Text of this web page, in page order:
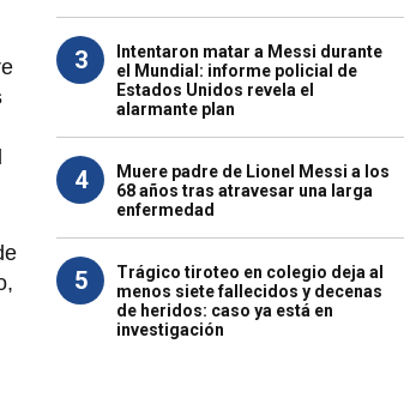
3
Intentaron matar a Messi durante
el Mundial: informe policial de
Estados Unidos revela el
alarmante plan
4
Muere padre de Lionel Messi a los
68 años tras atravesar una larga
enfermedad
5
Trágico tiroteo en colegio deja al
menos siete fallecidos y decenas
de heridos: caso ya está en
investigación